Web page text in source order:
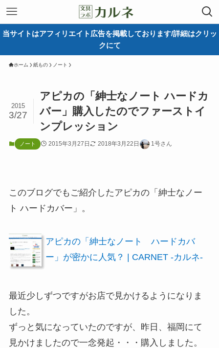
当サイトはアフィリエイト広告を掲載しております/詳細はクリッ
クにて
ホーム 紙もの ノート
アピカの「紳士なノート ハードカ
バー」購入したのでファーストイ
ンプレッション
2015
3/27
ノート 2015年3月27日 2018年3月22日 1号さん
このブログでもご紹介したアピカの「紳士なノー
ト ハードカバー」。
アピカの「紳士なノート ハードカバ
ー」が密かに人気？ | CARNET -カルネ-
最近少しずつですがお店で見かけるようになりま
した。
ずっと気になっていたのですが、昨日、福岡にて
見かけましたので一念発起・・・購入しました。